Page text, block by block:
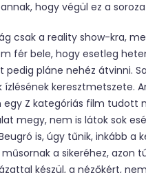
hogy végül ez a
csak a reality show-kra,
fér bele, hogy esetleg
pedig pláne nehéz átvinni.
ízlésének keresztmetszete.
Z kategóriás film tudott
megy, nem is látok sok
is, úgy tűnik, inkább
a sikeréhez, azon
készül, a nézőkért,